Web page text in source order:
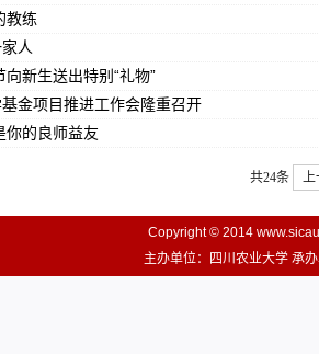
教练
人
新生送出特别“礼物”
金项目推进工作会隆重召开
你的良师益友
共24条 上
Copyright © 2014
主办单位：四川农业大学 承